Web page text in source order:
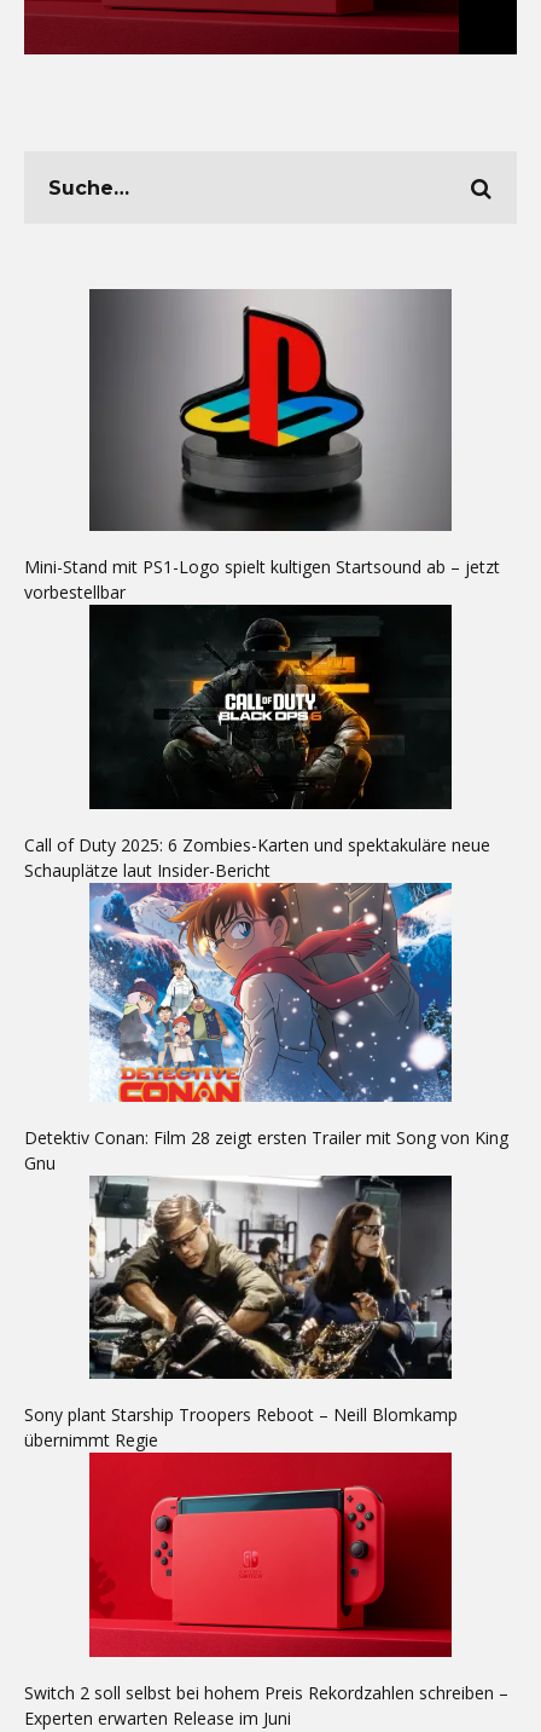
Mini-Stand mit PS1-Logo spielt kultigen Startsound ab – jetzt
vorbestellbar
Call of Duty 2025: 6 Zombies-Karten und spektakuläre neue
Schauplätze laut Insider-Bericht
Detektiv Conan: Film 28 zeigt ersten Trailer mit Song von King
Gnu
Sony plant Starship Troopers Reboot – Neill Blomkamp
übernimmt Regie
Switch 2 soll selbst bei hohem Preis Rekordzahlen schreiben –
Experten erwarten Release im Juni